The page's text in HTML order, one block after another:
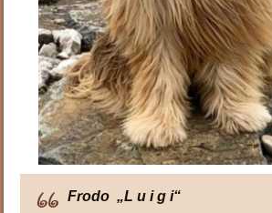
Frodo „L u i g i“